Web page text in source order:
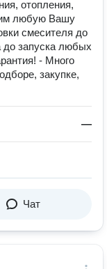
отопления,
любую Вашу
смесителя до
до запуска любых
- Много
закупке,
—
Чат